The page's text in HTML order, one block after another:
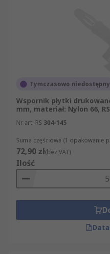
Tymczasowo niedostępny
Wspornik płytki
mm, materiał: Nylon 66,
Nr art. RS 304-145
Suma częściowa (1 opakowanie
72,90 zł(bez VAT)
Ilość